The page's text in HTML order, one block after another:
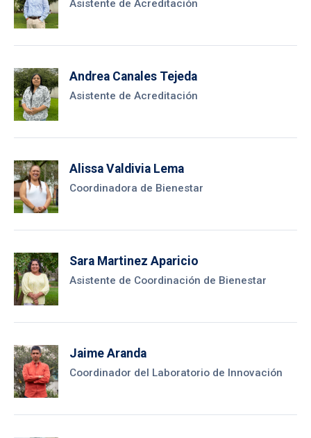
Asistente de Acreditación
Andrea Canales Tejeda
Asistente de Acreditación
Alissa Valdivia Lema
Coordinadora de Bienestar
Sara Martinez Aparicio
Asistente de Coordinación de Bienestar
Jaime Aranda
Coordinador del Laboratorio de Innovación